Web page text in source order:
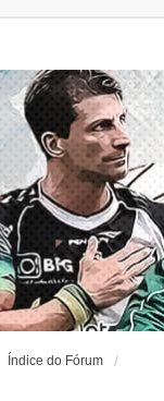
Índice do Fórum